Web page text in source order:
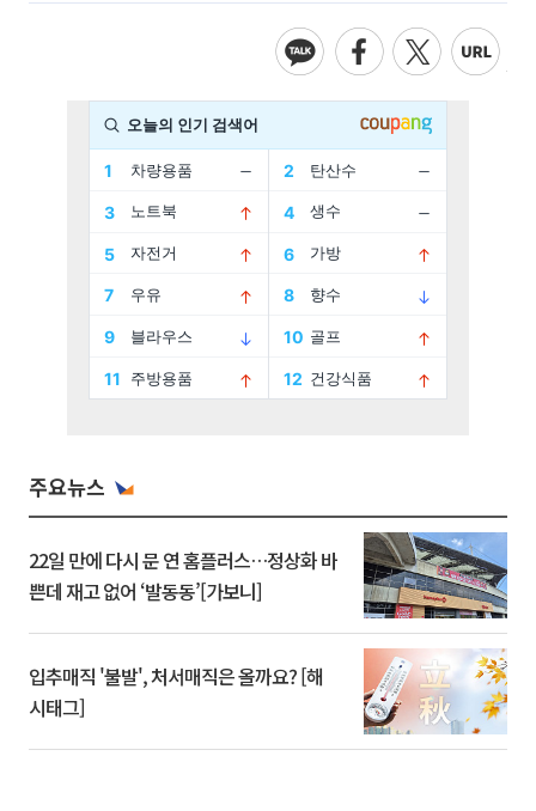
주요뉴스
22일 만에 다시 문 연 홈플러스…정상화 바
쁜데 재고 없어 ‘발동동’[가보니]
입추매직 '불발', 처서매직은 올까요? [해
시태그]